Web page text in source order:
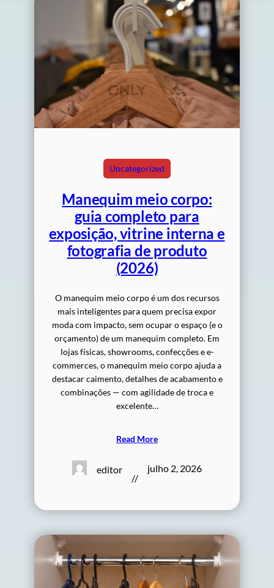
Uncategorized
Manequim meio corpo:
guia completo para
exposição, vitrine interna e
fotografia de produto
(2026)
O manequim meio corpo é um dos recursos
mais inteligentes para quem precisa expor
moda com impacto, sem ocupar o espaço (e o
orçamento) de um manequim completo. Em
lojas físicas, showrooms, confecções e e-
commerces, o manequim meio corpo ajuda a
destacar caimento, detalhes de acabamento e
combinações — com agilidade de troca e
excelente…
Read More
editor
//
julho 2, 2026